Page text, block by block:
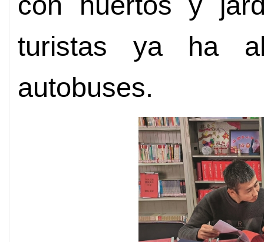
turistas ya ha
autobuses.